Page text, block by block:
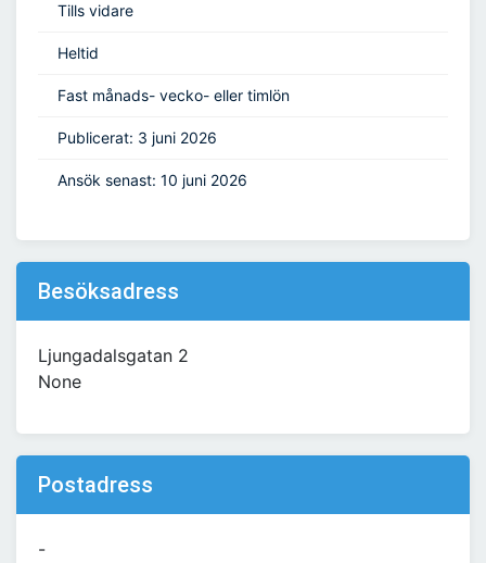
Tills vidare
Heltid
Fast månads- vecko- eller timlön
Publicerat: 3 juni 2026
Ansök senast: 10 juni 2026
Besöksadress
Ljungadalsgatan 2
None
Postadress
-